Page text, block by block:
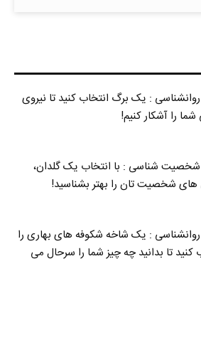
: یک برگ انتخاب کنید تا نیروی
شما را آشکار کنیم!
شناسی : با انتخاب یک گلدان،
های شخصیت تان را بهتر بشناسید!
: یک شاخه شکوفه های بهاری را
کنید تا بدانید چه چیز شما را سرحال می‌